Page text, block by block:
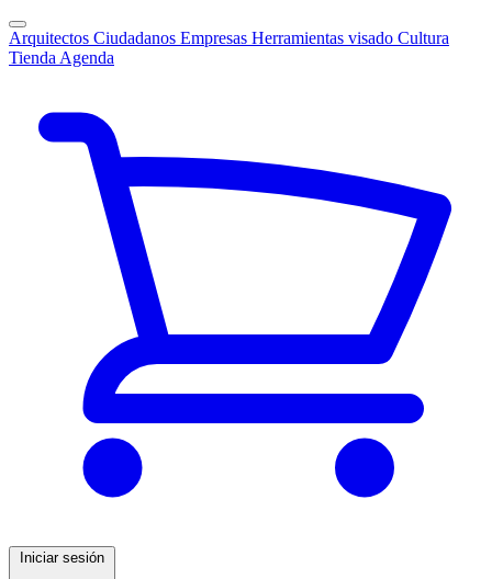
Arquitectos Ciudadanos Empresas Herramientas visado Cultura
Tienda Agenda
Iniciar sesión